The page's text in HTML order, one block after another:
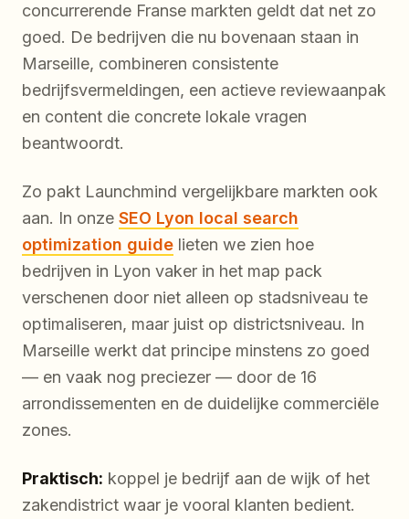
concurrerende Franse markten geldt dat net zo
goed. De bedrijven die nu bovenaan staan in
Marseille, combineren consistente
bedrijfsvermeldingen, een actieve reviewaanpak
en content die concrete lokale vragen
beantwoordt.
Zo pakt Launchmind vergelijkbare markten ook
aan. In onze SEO Lyon local search
optimization guide lieten we zien hoe
bedrijven in Lyon vaker in het map pack
verschenen door niet alleen op stadsniveau te
optimaliseren, maar juist op districtsniveau. In
Marseille werkt dat principe minstens zo goed
— en vaak nog preciezer — door de 16
arrondissementen en de duidelijke commerciële
zones.
Praktisch: koppel je bedrijf aan de wijk of het
zakendistrict waar je vooral klanten bedient.